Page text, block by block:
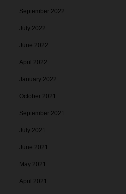
September 2022
July 2022
June 2022
April 2022
January 2022
October 2021
September 2021
July 2021
June 2021
May 2021
April 2021